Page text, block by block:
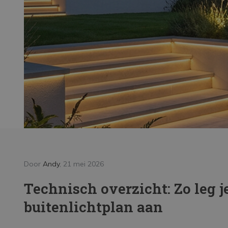
LED Strips
LED Buitenverlichting
LED Noodverlichting
Installatiemateriaal
Mega Sale
Verduurzaming
Door Andy, 21 mei 2026
Technisch overzicht: Zo leg
buitenlichtplan aan